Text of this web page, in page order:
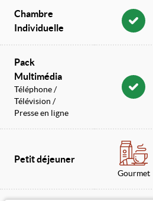
Chambre
Individuelle
Pack
Multimédia
Téléphone /
Télévision /
Presse en ligne
Petit déjeuner
Gourmet